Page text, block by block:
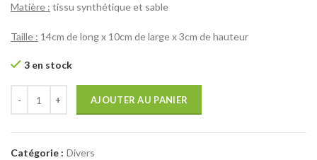
Matière : tissu synthétique et sable
Taille : 14cm de long x 10cm de large x 3cm de hauteur
3 en stock
AJOUTER AU PANIER
Catégorie : Divers